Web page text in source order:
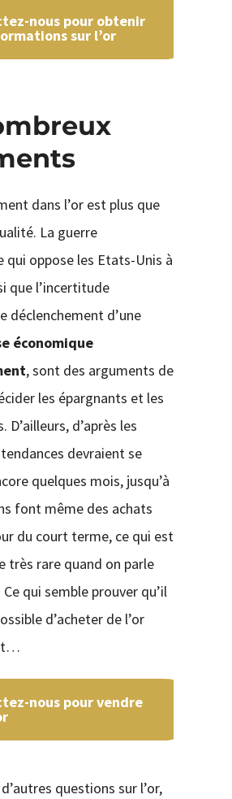
nous pour obtenir
sur l’or
dans l’or est plus que
La guerre
qui oppose les Etats-Unis à
que l’incertitude
déclenchement d’une
économique
, sont des arguments de
les épargnants et les
D’ailleurs, d’après les
devraient se
quelques mois, jusqu’à
font même des achats
du court terme, ce qui est
très rare quand on parle
Ce qui semble prouver qu’il
d’acheter de l’or
nous pour vendre
questions sur l’or,